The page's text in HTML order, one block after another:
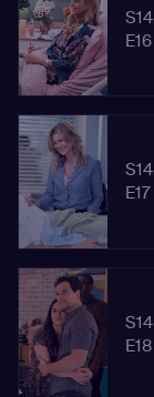
S14
E16
S14
E17
S14
E18